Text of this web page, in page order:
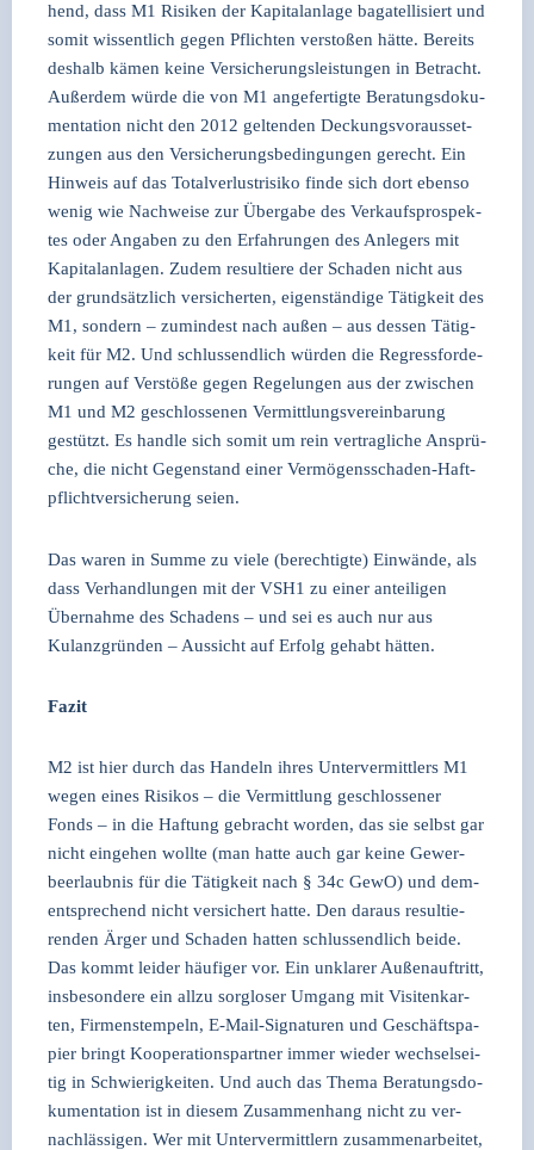
hend, dass M1 Risi­ken der Kapi­tal­an­la­ge baga­tel­li­siert und
somit wis­sent­lich gegen Pflich­ten ver­sto­ßen hät­te. Bereits
des­halb kämen kei­ne Ver­si­che­rungs­leis­tun­gen in Betracht.
Außer­dem wür­de die von M1 ange­fer­tig­te Bera­tungs­do­ku­
men­ta­ti­on nicht den 2012 gel­ten­den Deckungs­vor­aus­set­
zun­gen aus den Ver­si­che­rungs­be­din­gun­gen gerecht. Ein
Hin­weis auf das Total­ver­lust­ri­si­ko fin­de sich dort eben­so
wenig wie Nach­wei­se zur Über­ga­be des Ver­kaufs­pro­spek­
tes oder Anga­ben zu den Erfah­run­gen des Anle­gers mit
Kapi­tal­an­la­gen. Zudem resul­tie­re der Scha­den nicht aus
der grund­sätz­lich ver­si­cher­ten, eigen­stän­di­ge Tätig­keit des
M1, son­dern – zumin­dest nach außen – aus des­sen Tätig­
keit für M2. Und schluss­end­lich wür­den die Regress­for­de­
run­gen auf Ver­stö­ße gegen Rege­lun­gen aus der zwi­schen
M1 und M2 geschlos­se­nen Ver­mitt­lungs­ver­ein­ba­rung
gestützt. Es hand­le sich somit um rein ver­trag­li­che Ansprü­
che, die nicht Gegen­stand einer Ver­mö­gens­scha­den-Haft­
pflicht­ver­si­che­rung sei­en.
Das waren in Sum­me zu vie­le (berech­tig­te) Ein­wän­de, als
dass Ver­hand­lun­gen mit der VSH1 zu einer antei­li­gen
Über­nah­me des Scha­dens – und sei es auch nur aus
Kulanz­grün­den – Aus­sicht auf Erfolg gehabt hät­ten.
Fazit
M2 ist hier durch das Han­deln ihres Unter­ver­mitt­lers M1
wegen eines Risi­kos – die Ver­mitt­lung geschlos­se­ner
Fonds – in die Haf­tung gebracht wor­den, das sie selbst gar
nicht ein­ge­hen woll­te (man hat­te auch gar kei­ne Gewer­
beer­laub­nis für die Tätig­keit nach § 34c GewO) und dem­
entspre­chend nicht ver­si­chert hat­te. Den dar­aus resul­tie­
ren­den Ärger und Scha­den hat­ten schluss­end­lich bei­de.
Das kommt lei­der häu­fi­ger vor. Ein unkla­rer Außen­auf­tritt,
ins­be­son­de­re ein all­zu sorg­lo­ser Umgang mit Visi­ten­kar­
ten, Fir­men­stem­peln, E‑Mail-Signa­tu­ren und Geschäfts­pa­
pier bringt Koope­ra­ti­ons­part­ner immer wie­der wech­sel­sei­
tig in Schwie­rig­kei­ten. Und auch das The­ma Bera­tungs­do­
ku­men­ta­ti­on ist in die­sem Zusam­men­hang nicht zu ver­
nach­läs­si­gen. Wer mit Unter­ver­mitt­lern zusam­men­ar­bei­tet,